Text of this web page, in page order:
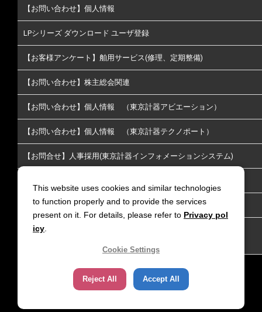
サイトポリシー 個人情報保護方針
【お問い合わせ】個人情報
LPシリーズ ダウンロード ユーザ登録
【お客様アンケート】舶用サービス(修理、定期整備)
【お問い合わせ】株主総会関連
【お問い合わせ】個人情報 （東京計器アビエーション）
【お問い合わせ】個人情報 （東京計器テクノポート）
【お問合せ】人事採用(東京計器インフォメーションシステム)
【お問い合わせ】放送通信
【お問い合わせ】リチウムイオン電池火災延焼防止｜LiGIS 延
This website uses cookies and similar technologies
to function properly and to provide the services
present on it. For details, please refer to Privacy pol
icy
Cookie Settings
Reject All Accept All